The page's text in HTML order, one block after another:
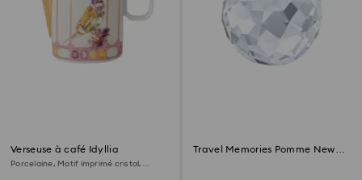
Verseuse à café Idyllia
Porcelaine, Motif imprimé cristal,
Travel Memories Pomme New